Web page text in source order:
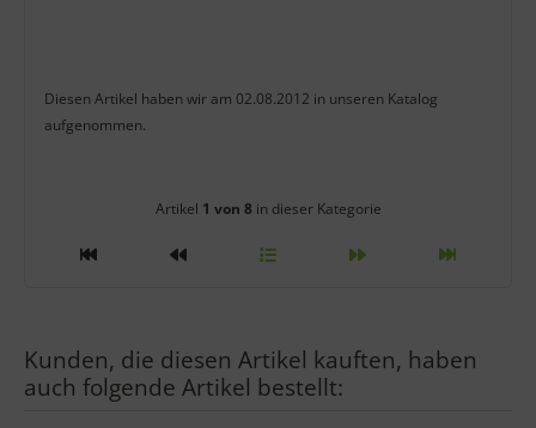
Diesen Artikel haben wir am 02.08.2012 in unseren Katalog
aufgenommen.
Artikelnavigation innerhalb
Artikel 1 von 8in dieser Kategorie
Kunden, die diesen Artikel kauften, haben
auch folgende Artikel bestellt: